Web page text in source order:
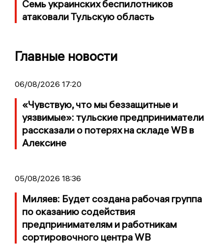
Семь украинских беспилотников
атаковали Тульскую область
Главные новости
06/08/2026 17:20
«Чувствую, что мы беззащитные и
уязвимые»: тульские предприниматели
рассказали о потерях на складе WB в
Алексине
05/08/2026 18:36
Миляев: Будет создана рабочая группа
по оказанию содействия
предпринимателям и работникам
сортировочного центра WB